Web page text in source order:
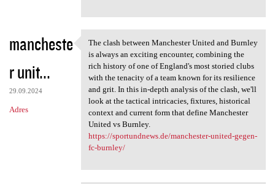
mancheste
r unit...
29.09.2024
Adres
The clash between Manchester
The clash between Manchester United and Burnley
is always an exciting encounter, combining the
rich history of one of England's most storied clubs
with the tenacity of a team known for its resilience
and grit. In this in-depth analysis of the clash, we'll
look at the tactical intricacies, fixtures, historical
context and current form that define Manchester
United vs Burnley.
https://sportundnews.de/manchester-united-gegen-
fc-burnley/